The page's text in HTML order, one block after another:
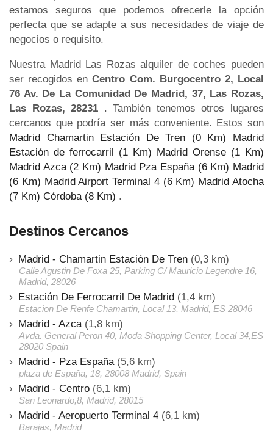
estamos seguros que podemos ofrecerle la opción
perfecta que se adapte a sus necesidades de viaje de
negocios o requisito.
Nuestra Madrid Las Rozas alquiler de coches pueden
ser recogidos enCentro Com. Burgocentro 2, Local
76 Av. De La Comunidad De Madrid, 37, Las Rozas,
Las Rozas, 28231 . También tenemos otros lugares
cercanos que podría ser más conveniente. Estos son
Madrid Chamartin Estación De Tren (0 Km)
Madrid
Estación de ferrocarril (1 Km) Madrid Orense (1 Km)
Madrid Azca (2 Km) Madrid Pza España (6 Km) Madrid
(6 Km) Madrid Airport Terminal 4 (6 Km) Madrid Atocha
(7 Km) Córdoba (8 Km) .
Destinos Cercanos
Madrid - Chamartin Estación De Tren (0,3 km)
Calle Agustin De Foxa 25, Parking C/ Mauricio Legendre 16,
Madrid, 28026
Estación De Ferrocarril De Madrid (1,4 km)
Estacion De Renfe Chamartin, Local 13, Madrid, ES 28046
Madrid - Azca (1,8 km)
Avda. General Peron 40, Moda Shopping Center, Local 34,ES
28020 Spain
Madrid - Pza España (5,6 km)
plaza de España, 18, 28008 Madrid, Spain
Madrid - Centro (6,1 km)
San Leonardo,8, Madrid, 28015
Madrid - Aeropuerto Terminal 4 (6,1 km)
Barajas, Madrid